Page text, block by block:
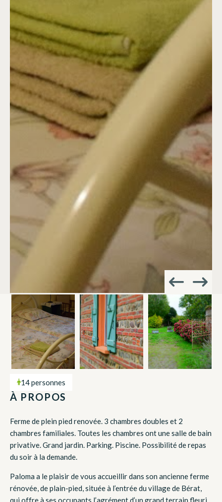
14 personnes
À PROPOS
Ferme de plein pied renovée. 3 chambres doubles et 2
chambres familiales. Toutes les chambres ont une salle de bain
privative. Grand jardin. Parking. Piscine. Possibilité de repas
du soir à la demande.
Paloma a le plaisir de vous accueillir dans son ancienne ferme
rénovée, de plain-pied, située à l’entrée du village de Bérat,
qui offre à ses occupants l’agrément d’un grand terrain fleuri,